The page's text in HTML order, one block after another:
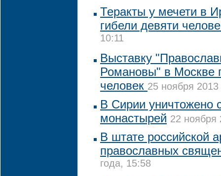
Теракты у мечети в
гибели девяти
10:11
Выставку
Романовы" в Москве
человек 25 ноября
В Сирии уничтожено
монастырей 22 ноября
В штате российской
православных
года, 15:58